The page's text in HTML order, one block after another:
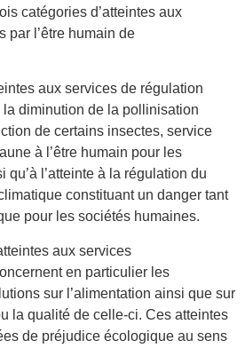
catégories d’atteintes aux
par l’être humain de
aux services de régulation
la diminution de la pollinisation
de certains insectes, service
à l’être humain pour les
l’atteinte à la régulation du
constituant un danger tant
pour les sociétés humaines.
aux services
en particulier les
sur l’alimentation ainsi que sur
la qualité de celle-ci. Ces atteintes
de préjudice écologique au sens